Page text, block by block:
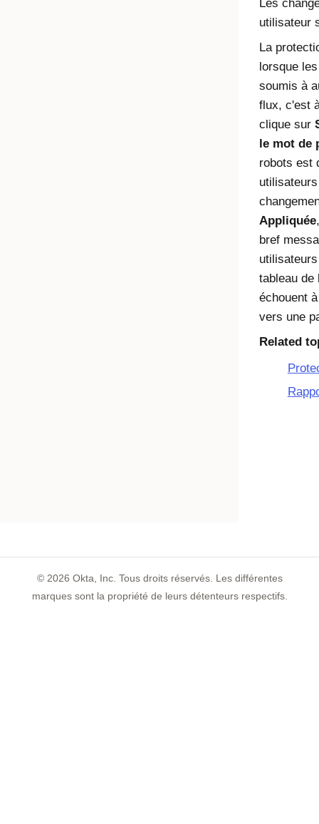
Les
utilisateur
La
lorsque
soumis à
flux, c'est
clique sur
le mot de
robots est
Appliquée
bref
tableau de
échouent
vers une
Related
© 2026 Okta, Inc. Tous droits réservés. Les différentes
marques sont la propriété de leurs détenteurs respectifs.